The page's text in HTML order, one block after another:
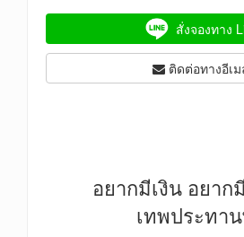
สั่งจองทาง
ติดต่อทางอีเ
อยากมีเงิน อยาก
เทพประทา